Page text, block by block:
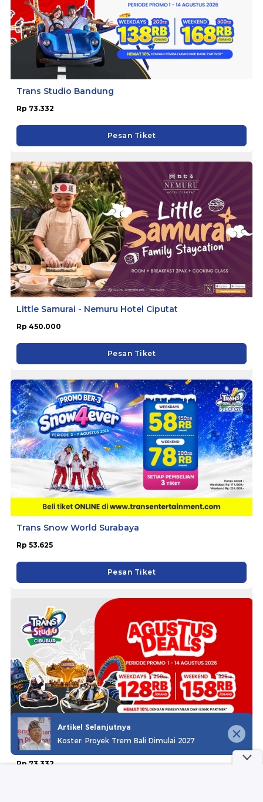
Trans Studio Bandung
Rp 73.332
Pesan Tiket
Little Samurai - Nemuru Hotel Ciputat
Rp 450.000
Pesan Tiket
Trans Snow World Surabaya
Rp 53.625
Pesan Tiket
Trans Studio Cibubur
Rp 73.332
Artikel Selanjutnya
Koster: Proyek Trem Bali Dimulai 2027